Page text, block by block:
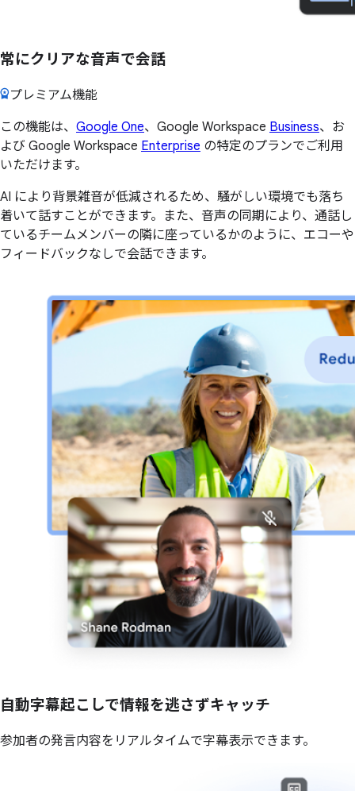
常にクリアな音声で会話
プレミアム機能
この機能は、 Google One、Google Workspace Business、お
よび Google Workspace Enterprise の特定のプランでご利用
いただけます。
AI により背景雑音が低減されるため、騒がしい環境でも落ち
着いて話すことができます。また、音声の同期により、通話し
ているチームメンバーの隣に座っているかのように、エコーや
フィードバックなしで会話できます。
自動字幕起こしで情報を逃さずキャッチ
参加者の発言内容をリアルタイムで字幕表示できます。